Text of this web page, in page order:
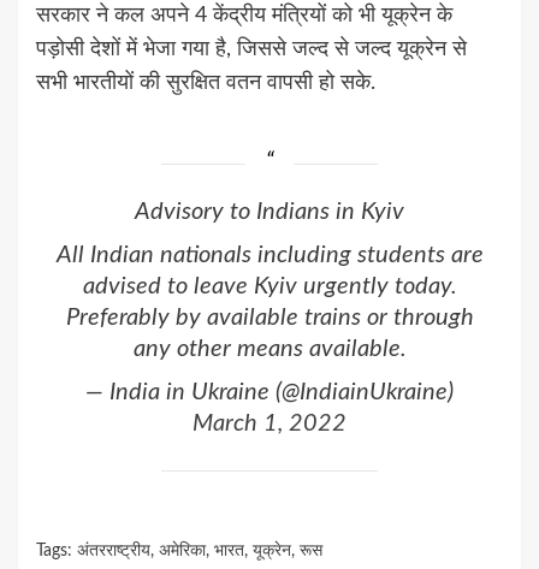
सरकार ने कल अपने 4 केंद्रीय मंत्रियों को भी यूक्रेन के
पड़ोसी देशों में भेजा गया है, जिससे जल्द से जल्द यूक्रेन से
सभी भारतीयों की सुरक्षित वतन वापसी हो सके.
Advisory to Indians in Kyiv
All Indian nationals including students are
advised to leave Kyiv urgently today.
Preferably by available trains or through
any other means available.
— India in Ukraine (@IndiainUkraine)
March 1, 2022
Tags: अंतरराष्ट्रीय, अमेरिका, भारत, यूक्रेन, रूस